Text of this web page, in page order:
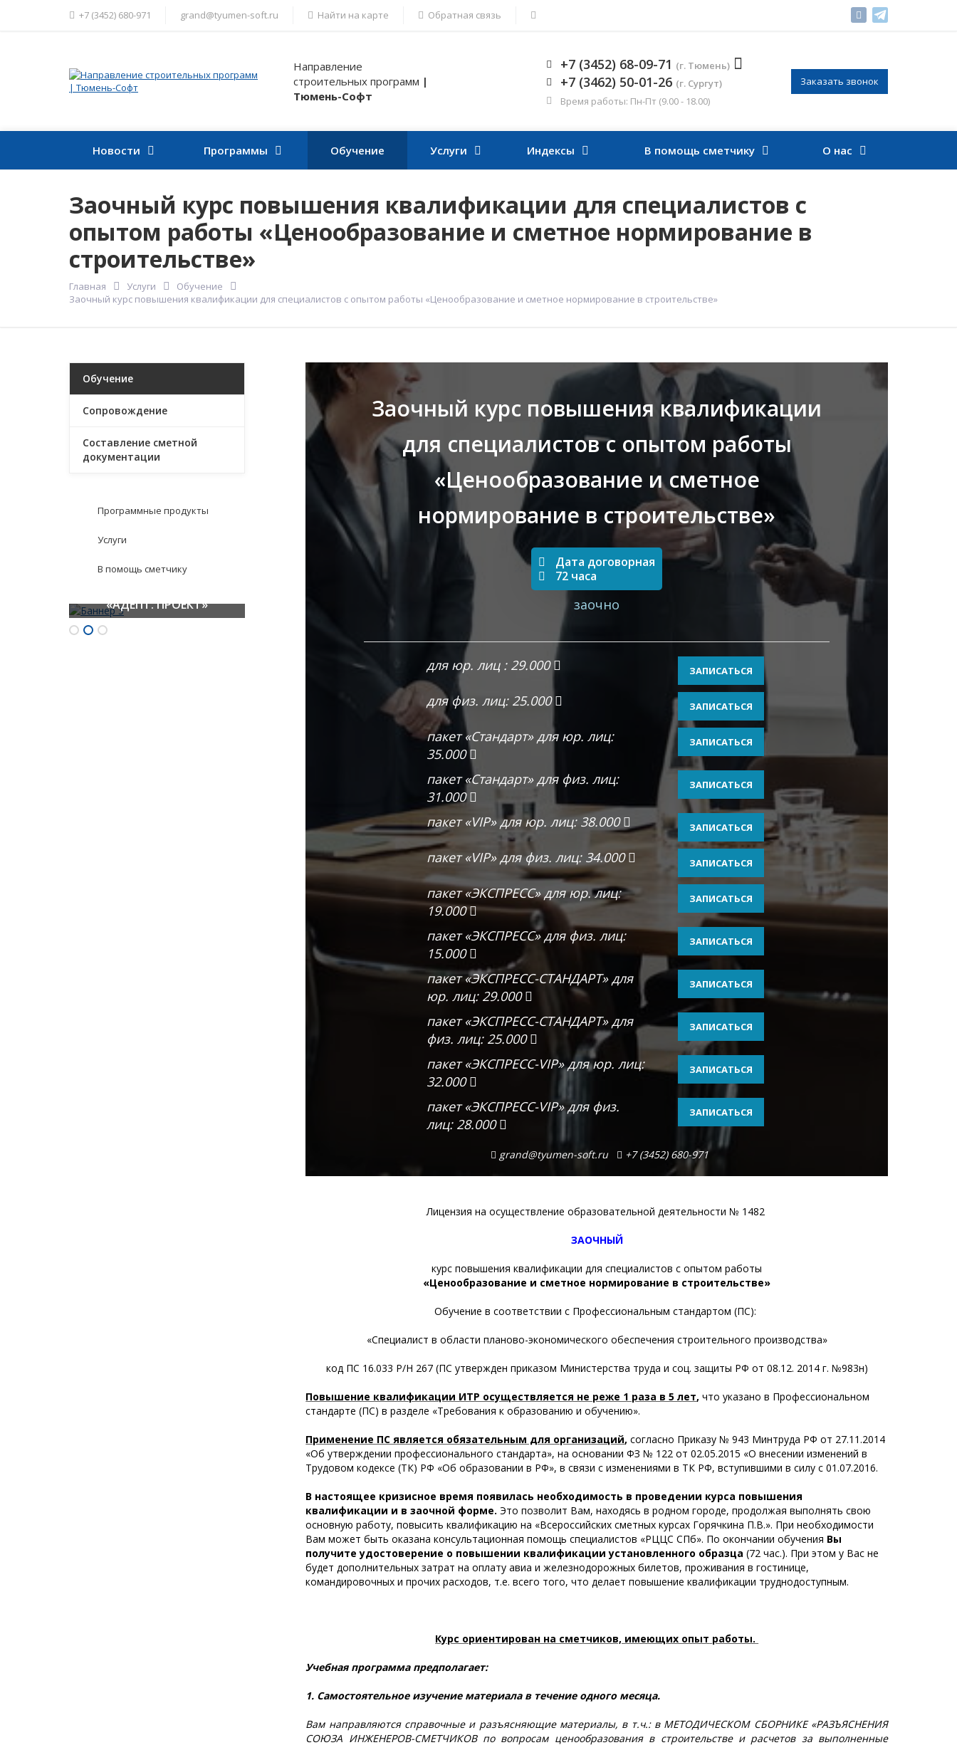
+7 (3452) 680-971 grand@tyumen-soft.ru Найти на карте Обратная связь
Направление
строительных программ |
Тюмень-Софт
+7 (3452) 68-09-71 (г. Тюмень)
+7 (3462) 50-01-26 (г. Сургут)
Время работы: Пн-Пт (9.00 - 18.00)
Заказать звонок
Новости Программы Обучение Услуги Индексы В помощь сметчику О нас
Заочный курс повышения квалификации для специалистов с
опытом работы «Ценообразование и сметное нормирование в
строительстве»
Главная Услуги
Обучение
Заочный курс повышения квалификации для специалистов с опытом работы «Ценообразование и сметное нормирование в строительстве»
Заочный курс повышения квалификации
для специалистов с опытом работы
«Ценообразование и сметное
нормирование в строительстве»
Дата договорная
72 часа
заочно
для юр. лиц : 29.000 ЗАПИСАТЬСЯ
для физ. лиц: 25.000 ЗАПИСАТЬСЯ
пакет «Стандарт» для юр. лиц:
35.000
ЗАПИСАТЬСЯ
пакет «Стандарт» для физ. лиц:
31.000
ЗАПИСАТЬСЯ
пакет «VIP» для юр. лиц: 38.000 ЗАПИСАТЬСЯ
пакет «VIP» для физ. лиц: 34.000 ЗАПИСАТЬСЯ
пакет «ЭКСПРЕСС» для юр. лиц:
19.000
ЗАПИСАТЬСЯ
пакет «ЭКСПРЕСС» для физ. лиц:
15.000
ЗАПИСАТЬСЯ
пакет «ЭКСПРЕСС-СТАНДАРТ» для
юр. лиц: 29.000
ЗАПИСАТЬСЯ
пакет «ЭКСПРЕСС-СТАНДАРТ» для
физ. лиц: 25.000
ЗАПИСАТЬСЯ
пакет «ЭКСПРЕСС-VIP» для юр. лиц:
32.000
ЗАПИСАТЬСЯ
пакет «ЭКСПРЕСС-VIP» для физ.
лиц: 28.000
ЗАПИСАТЬСЯ
grand@tyumen-soft.ru +7 (3452) 680-971
Лицензия на осуществление образовательной деятельности № 1482
ЗАОЧНЫЙ
курс повышения квалификации для специалистов с опытом работы
«Ценообразование и сметное нормирование в строительстве»
Обучение в соответствии с Профессиональным стандартом (ПС):
«Специалист в области планово-экономического обеспечения строительного производства»
код ПС 16.033 Р/Н 267 (ПС утвержден приказом Министерства труда и соц. защиты РФ от 08.12. 2014 г. №983н)
Повышение квалификации ИТР осуществляется не реже 1 раза в 5 лет,что указано в Профессиональном
стандарте (ПС) в разделе «Требования к образованию и обучению».
Применение ПС является обязательным для организаций,согласно Приказу № 943 Минтруда РФ от 27.11.2014
«Об утверждении профессионального стандарта», на основании ФЗ № 122 от 02.05.2015 «О внесении изменений в
Трудовом кодексе (ТК) РФ «Об образовании в РФ», в связи с изменениями в ТК РФ, вступившими в силу с 01.07.2016.
В настоящее кризисное время появилась необходимость в проведении курса повышения
квалификации и в заочной форме. Это позволит Вам, находясь в родном городе, продолжая выполнять свою
основную работу, повысить квалификацию на «Всероссийских сметных курсах Горячкина П.В.». При необходимости
Вам может быть оказана консультационная помощь специалистов «РЦЦС СПб». По окончании обучения Вы
получите удостоверение о повышении квалификации установленного образца(72 час.). При этом у Вас не
будет дополнительных затрат на оплату авиа и железнодорожных билетов, проживания в гостинице,
командировочных и прочих расходов, т.е. всего того, что делает повышение квалификации труднодоступным.
Курс ориентирован на сметчиков, имеющих опыт работы.
Учебная программа предполагает:
1. Самостоятельное изучение материала в течение одного месяца.
Вам направляются справочные и разъясняющие материалы, в т.ч.: в МЕТОДИЧЕСКОМ СБОРНИКЕ «РАЗЪЯСНЕНИЯ
СОЮЗА ИНЖЕНЕРОВ-СМЕТЧИКОВ по вопросам ценообразования в строительстве и расчетов за выполненные
Обучение
Сопровождение
Составление сметной
документации
Программные продукты
Услуги
В помощь сметчику
ГОССТРОЙСМЕТА
«АДЕПТ: ПРОЕКТ»
ПК «Гранд-Смета»